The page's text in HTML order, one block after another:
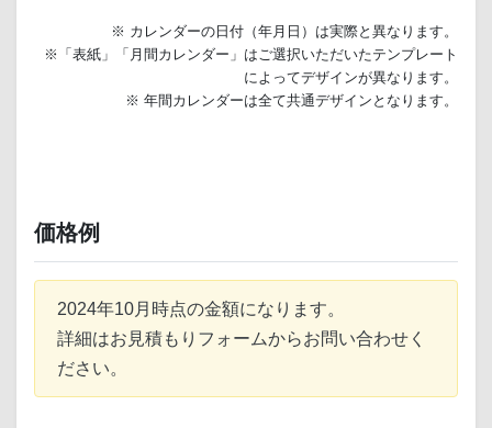
※ カレンダーの日付（年月日）は実際と異なります。
※「表紙」「月間カレンダー」はご選択いただいたテンプレート
によってデザインが異なります。
※ 年間カレンダーは全て共通デザインとなります。
価格例
2024年10月時点の金額になります。
詳細はお見積もりフォームからお問い合わせく
ださい。